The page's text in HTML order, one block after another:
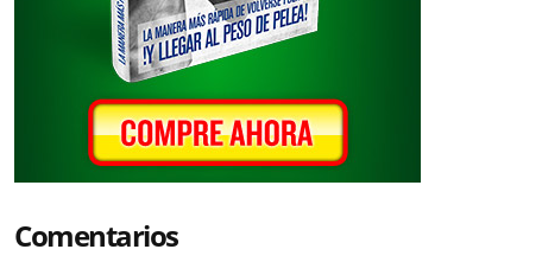
Comentarios